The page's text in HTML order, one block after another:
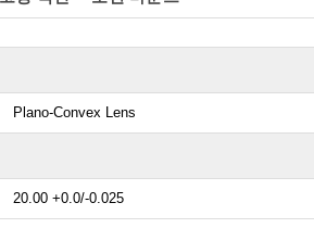
Plano-Convex Lens
20.00 +0.0/-0.025